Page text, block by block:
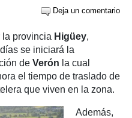
Deja un comentario
la provincia Higüey,
se iniciará la
de Verón la cual
el tiempo de traslado de
que viven en la zona.
Además,